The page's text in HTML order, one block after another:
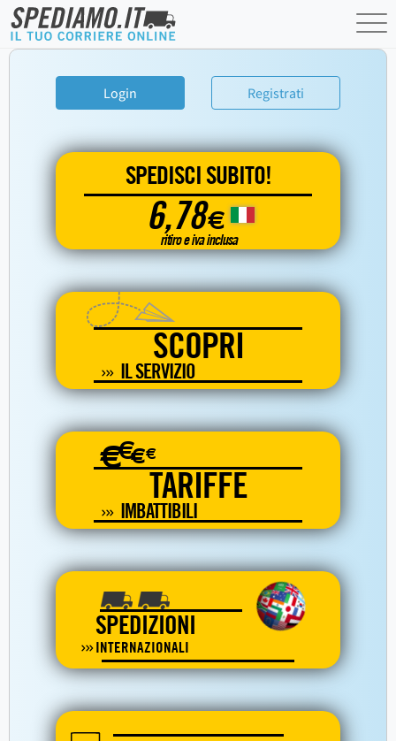
Login Registrati
SPEDISCI SUBITO!
6,78€
ritiro e iva inclusa
SCOPRI
IL SERVIZIO
€€€€
TARIFFE
IMBATTIBILI
SPEDIZIONI
INTERNAZIONALI